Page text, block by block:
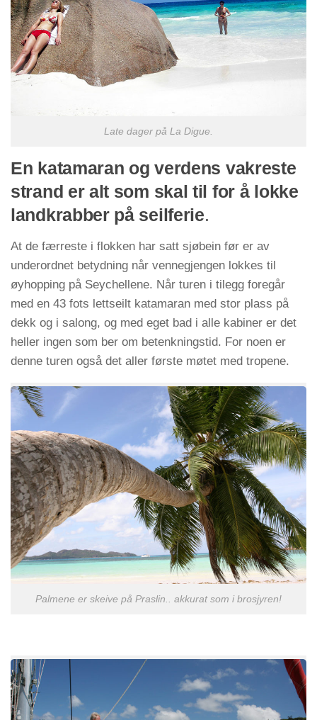
Late dager på La Digue.
En katamaran og verdens vakreste
strand er alt som skal til for å lokke
landkrabber på seilferie.
At de færreste i flokken har satt sjøbein før er av
underordnet betydning når vennegjengen lokkes til
øyhopping på Seychellene. Når turen i tilegg foregår
med en 43 fots lettseilt katamaran med stor plass på
dekk og i salong, og med eget bad i alle kabiner er det
heller ingen som ber om betenkningstid. For noen er
denne turen også det aller første møtet med tropene.
Palmene er skeive på Praslin.. akkurat som i brosjyren!